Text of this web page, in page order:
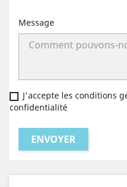
Message
J'accepte les conditions
confidentialité